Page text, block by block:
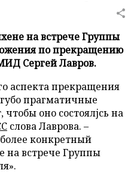
на встрече Группы
по прекращению
Сергей Лавров.
аспекта прекращения
прагматичные
чтобы оно состоялjсь на
слова Лаврова. –
конкретный
на встрече Группы